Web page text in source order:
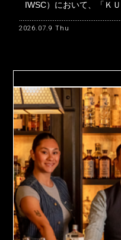
IWSC）において、「Ｋ
2026.07.9 Thu